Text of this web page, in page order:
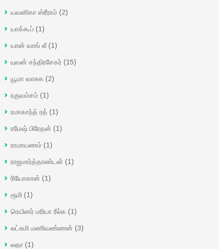
யவனிகா ஸ்ரீராம் (2)
யாக்கூப் (1)
யான் வாங் லீ (1)
யுவன் சந்திரசேகர் (15)
யூமா வாசுக (2)
ரகுவம்சம் (1)
ரமாகாந்த் ரத் (1)
ரமேஷ் பிரேதன் (1)
ராமாயணம் (1)
ராஜமார்த்தாண்டன் (1)
ரியோகான் (1)
ரூமி (1)
ரெயினர் மரியா ரீல்க (1)
லட்சுமி மணிவண்ணன் (3)
லதா (1)